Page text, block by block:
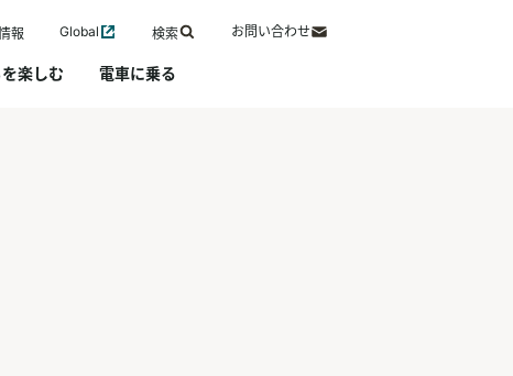
報 Global 検索 お問い合わせ
楽しむ 電車に乗る